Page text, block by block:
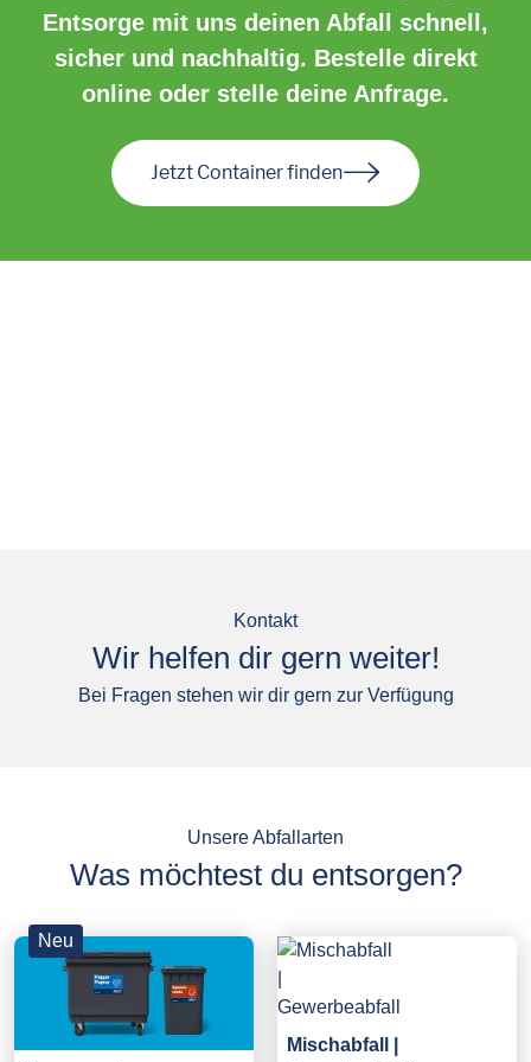
Entsorge mit uns deinen Abfall schnell,
sicher und nachhaltig. Bestelle direkt
online oder stelle deine Anfrage.
Jetzt Container finden
Kontakt
Wir helfen dir gern weiter!
Bei Fragen stehen wir dir gern zur Verfügung
Unsere Abfallarten
Was möchtest du entsorgen?
Neu
Mischabfall |